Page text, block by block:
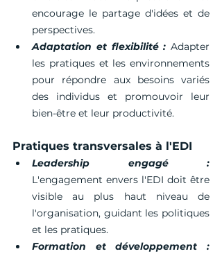
encourage le partage d'idées et de
perspectives.
Adaptation et flexibilité : Adapter
les pratiques et les environnements
pour répondre aux besoins variés
des individus et promouvoir leur
bien-être et leur productivité.
Pratiques transversales à l'EDI
Leadership engagé :
L'engagement envers l'EDI doit être
visible au plus haut niveau de
l'organisation, guidant les politiques
et les pratiques.
Formation et développement :